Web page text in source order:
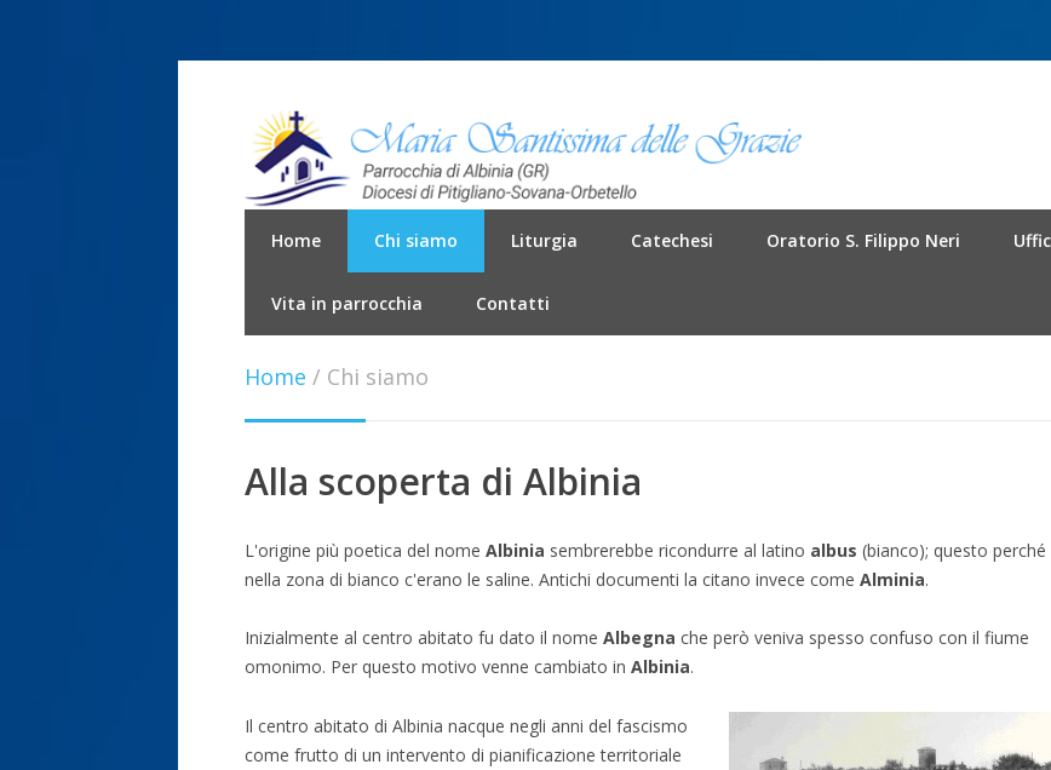
Home Chi siamo Liturgia Catechesi Oratorio S. Filippo Neri
Vita in parrocchia Contatti
Home / Chi siamo
Alla scoperta di Albinia
L'origine più poetica del nome Albinia sembrerebbe ricondurre al latino albus (bianco); questo perché
nella zona di bianco c'erano le saline. Antichi documenti la citano invece come Alminia.
Inizialmente al centro abitato fu dato il nome Albegna che però veniva spesso confuso con il fiume
omonimo. Per questo motivo venne cambiato in Albinia.
Il centro abitato di Albinia nacque negli anni del fascismo
come frutto di un intervento di pianificazione territoriale